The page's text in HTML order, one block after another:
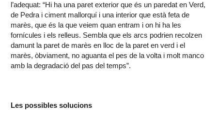
l’adequat: “Hi ha una paret exterior que és un paredat en Verd,
de Pedra i ciment mallorquí i una interior que està feta de
marès, que és la que veiem quan entram i on hi ha les
fornícules i els relleus. Sembla que els arcs podrien recolzen
damunt la paret de marès en lloc de la paret en verd i el
marès, òbviament, no aguanta el pes de la volta i molt manco
amb la degradació del pas del temps”.
Les possibles solucions